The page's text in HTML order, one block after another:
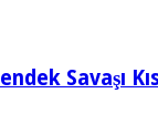
Savaşı